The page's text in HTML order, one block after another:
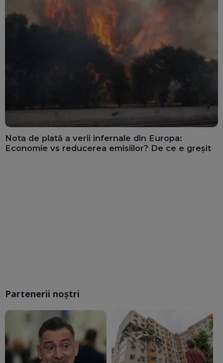
Nota de plată a verii infernale din Europa:
Economie vs reducerea emisiilor? De ce e greșit
Partenerii noștri